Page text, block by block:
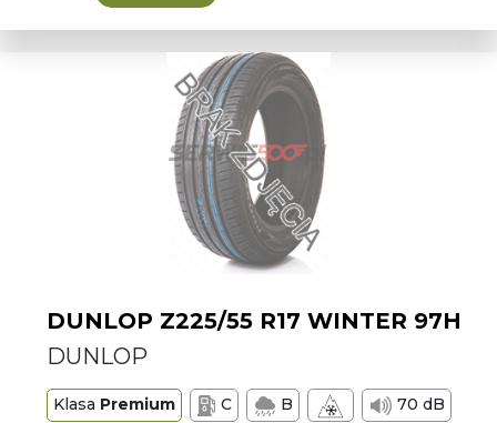
DUNLOP Z225/55 R17 WINTER 97H
DUNLOP
Klasa Premium C B
70 dB